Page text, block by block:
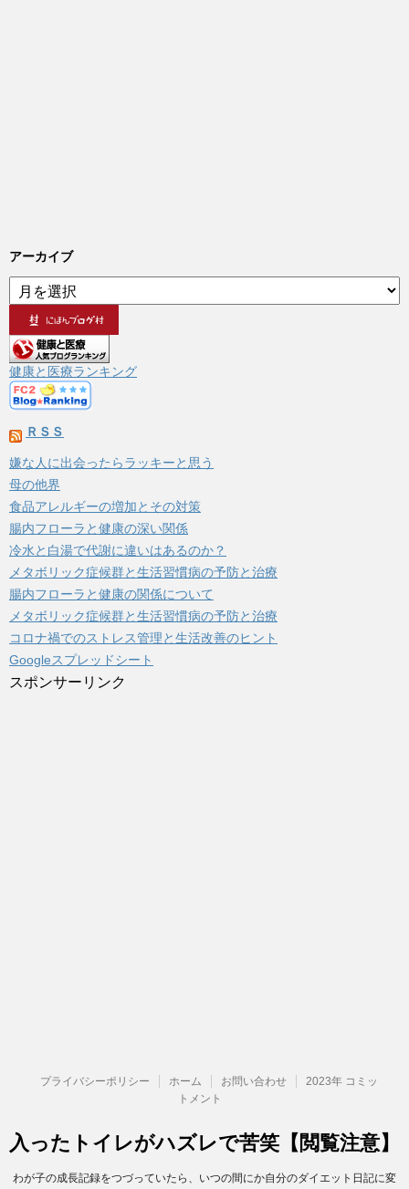
アーカイブ
ア
ー
イ
ブ
健康と医療ランキング
ＲＳＳ
嫌な人に出会ったらラッキーと思う
母の他界
食品アレルギーの増加とその対策
腸内フローラと健康の深い関係
冷水と白湯で代謝に違いはあるのか？
メタボリック症候群と生活習慣病の予防と治療
腸内フローラと健康の関係について
メタボリック症候群と生活習慣病の予防と治療
コロナ禍でのストレス管理と生活改善のヒント
Googleスプレッドシート
スポンサーリンク
プライバシーポリシー ホーム お問い合わせ
2023年 コミッ
トメント
入ったトイレがハズレで苦笑【閲覧注意】
わが子の成長記録をつづっていたら、いつの間にか自分のダイエット日記に変